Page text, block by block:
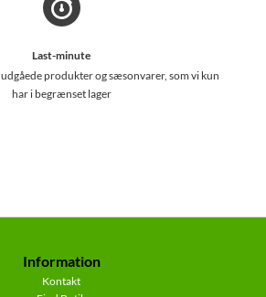
Last-minute
produkter og sæsonvarer, som vi kun
har i begrænset lager
Information
Kontakt